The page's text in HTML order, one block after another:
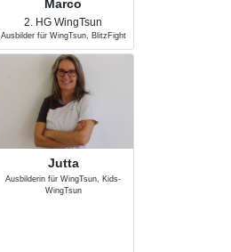
Marco
2. HG WingTsun
Ausbilder für WingTsun, BlitzFight
Jutta
Ausbilderin für WingTsun, Kids-
WingTsun